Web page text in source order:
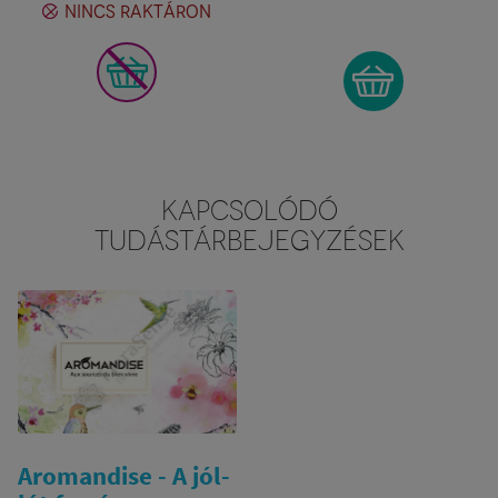
NINCS RAKTÁRON
KAPCSOLÓDÓ
TUDÁSTÁRBEJEGYZÉSEK
Aromandise - A jól-